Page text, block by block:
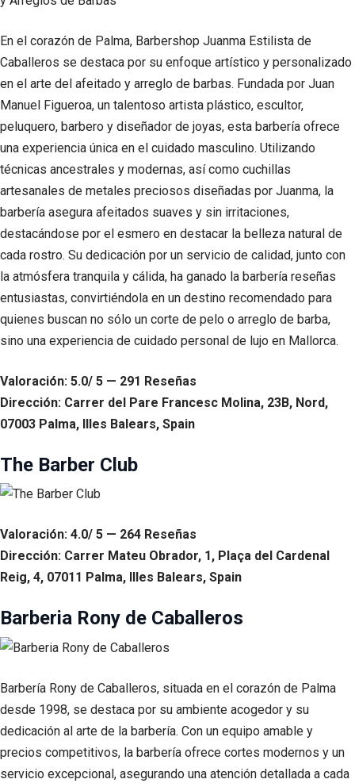
En el corazón de Palma, Barbershop Juanma Estilista de
Caballeros se destaca por su enfoque artístico y personalizado
en el arte del afeitado y arreglo de barbas. Fundada por Juan
Manuel Figueroa, un talentoso artista plástico, escultor,
peluquero, barbero y diseñador de joyas, esta barbería ofrece
una experiencia única en el cuidado masculino. Utilizando
técnicas ancestrales y modernas, así como cuchillas
artesanales de metales preciosos diseñadas por Juanma, la
barbería asegura afeitados suaves y sin irritaciones,
destacándose por el esmero en destacar la belleza natural de
cada rostro. Su dedicación por un servicio de calidad, junto con
la atmósfera tranquila y cálida, ha ganado la barbería reseñas
entusiastas, convirtiéndola en un destino recomendado para
quienes buscan no sólo un corte de pelo o arreglo de barba,
sino una experiencia de cuidado personal de lujo en Mallorca.
Valoración: 5.0/ 5 — 291 Reseñas
Dirección: Carrer del Pare Francesc Molina, 23B, Nord,
07003 Palma, Illes Balears, Spain
The Barber Club
Valoración: 4.0/ 5 — 264 Reseñas
Dirección: Carrer Mateu Obrador, 1, Plaça del Cardenal
Reig, 4, 07011 Palma, Illes Balears, Spain
Barberia Rony de Caballeros
Barbería Rony de Caballeros, situada en el corazón de Palma
desde 1998, se destaca por su ambiente acogedor y su
dedicación al arte de la barbería. Con un equipo amable y
precios competitivos, la barbería ofrece cortes modernos y un
servicio excepcional, asegurando una atención detallada a cada